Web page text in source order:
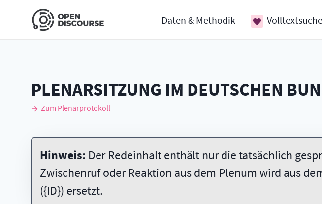
Daten & Methodik Volltextsuche
PLENARSITZUNG IM DEUTSCHEN
Zum Plenarprotokoll
Hinweis: Der Redeinhalt enthält nur die tatsächlich
Zwischenruf oder Reaktion aus dem Plenum wird aus
({ID}) ersetzt.